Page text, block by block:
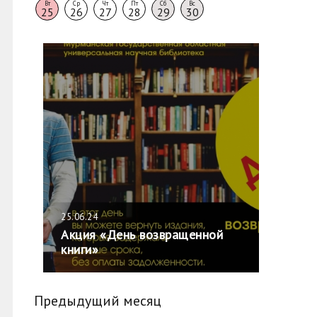
Вт
25
Ср
26
Чт
27
Пт
28
Сб
29
Вс
30
25.06.24
Акция «День возвращенной
книги»
Предыдущий месяц